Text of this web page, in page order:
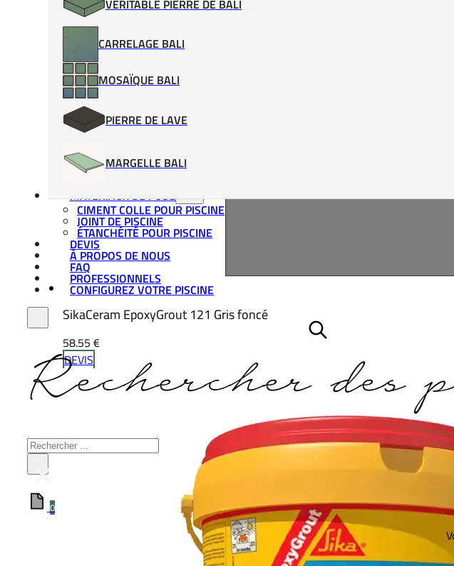
VÉRITABLE PIERRE DE BALI
CARRELAGE BALI
MOSAÏQUE BALI
PIERRE DE LAVE
MARGELLE BALI
MATÉRIAUX DE POSE
CIMENT COLLE POUR PISCINE
JOINT DE PISCINE
ÉTANCHÉITÉ POUR PISCINE
DEVIS
À PROPOS DE NOUS
FAQ
PROFESSIONNELS
CONFIGUREZ VOTRE PISCINE
Rechercher des
Rechercher
×
0
SikaCeram EpoxyGrout 121 Gris foncé
58.55 €
DEVIS